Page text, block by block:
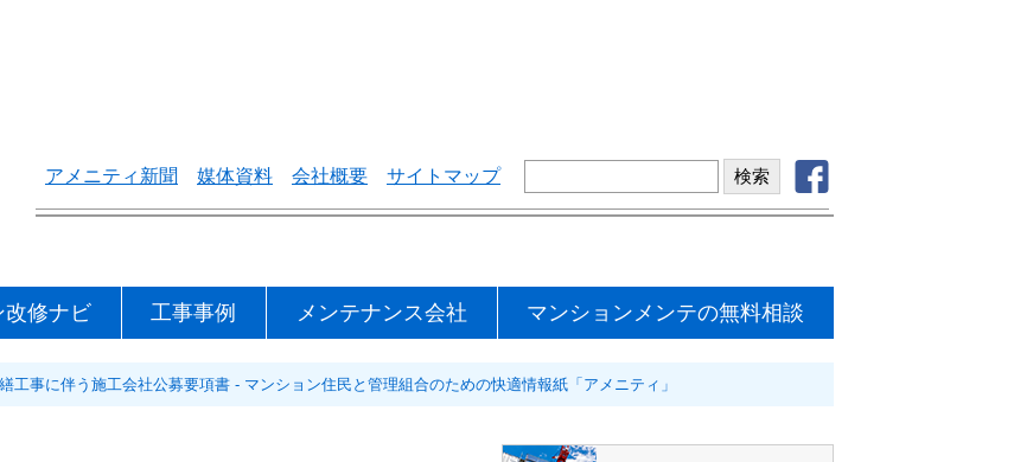
改修ナビ 工事事例 メンテナンス会社 マンションメンテの無料相談
アメニティ新聞 媒体資料 会社概要 サイトマップ
工事に伴う施工会社公募要項書 - マンション住民と管理組合のための快適情報紙「アメニティ」